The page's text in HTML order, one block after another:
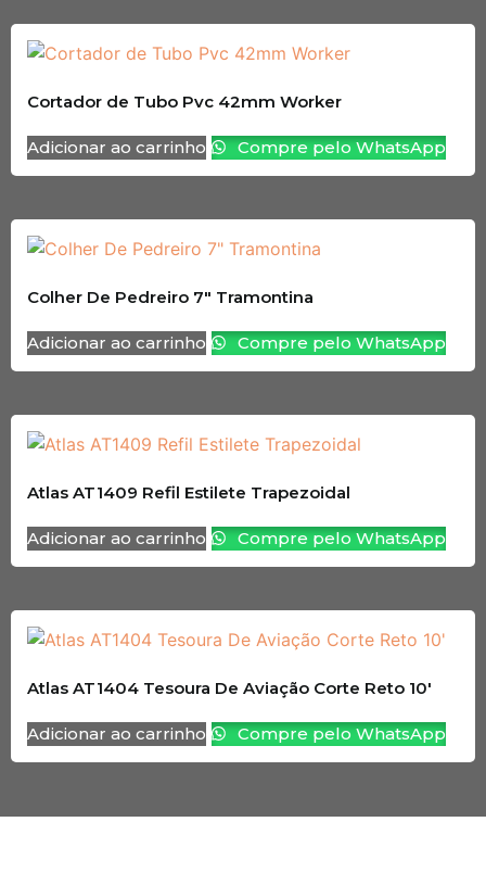
Cortador de Tubo Pvc 42mm Worker
Adicionar ao carrinho Compre pelo WhatsApp
Colher De Pedreiro 7″ Tramontina
Adicionar ao carrinho Compre pelo WhatsApp
Atlas AT1409 Refil Estilete Trapezoidal
Adicionar ao carrinho Compre pelo WhatsApp
Atlas AT1404 Tesoura De Aviação Corte Reto 10′
Adicionar ao carrinho Compre pelo WhatsApp